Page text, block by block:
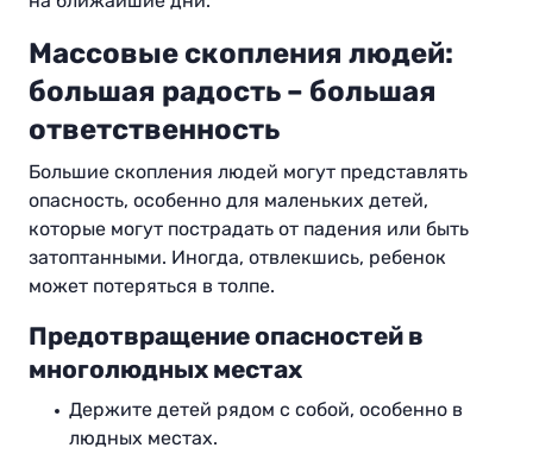
Массовые скопления людей:
большая радость – большая
ответственность
Большие скопления людей могут представлять
опасность, особенно для маленьких детей,
которые могут пострадать от падения или быть
затоптанными. Иногда, отвлекшись, ребенок
может потеряться в толпе.
Предотвращение опасностей в
многолюдных местах
Держите детей рядом с собой, особенно в
людных местах.